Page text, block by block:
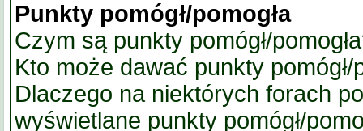
Punkty pomógł/pomogła
Czym są punkty pomógł/
Kto może dawać punkty pomógł/
Dlaczego na niektórych forach
wyświetlane punkty pomógł/